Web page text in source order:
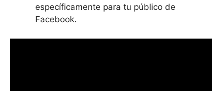
específicamente para tu público de
Facebook.